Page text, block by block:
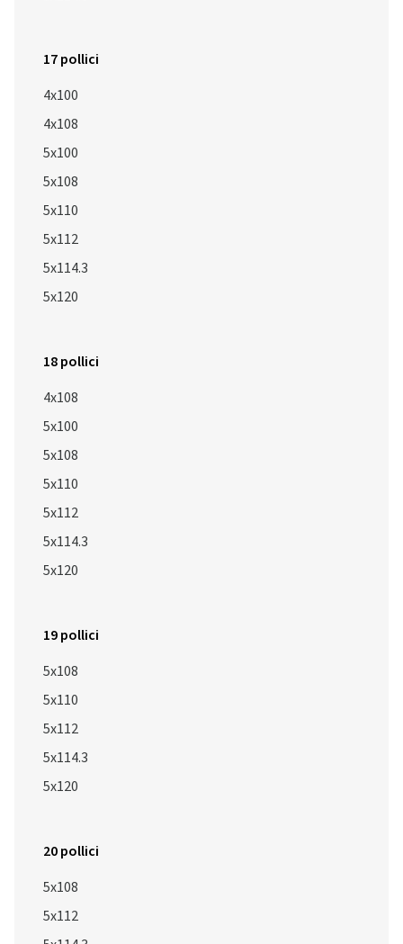
17 pollici
4x100
4x108
5x100
5x108
5x110
5x112
5x114.3
5x120
18 pollici
4x108
5x100
5x108
5x110
5x112
5x114.3
5x120
19 pollici
5x108
5x110
5x112
5x114.3
5x120
20 pollici
5x108
5x112